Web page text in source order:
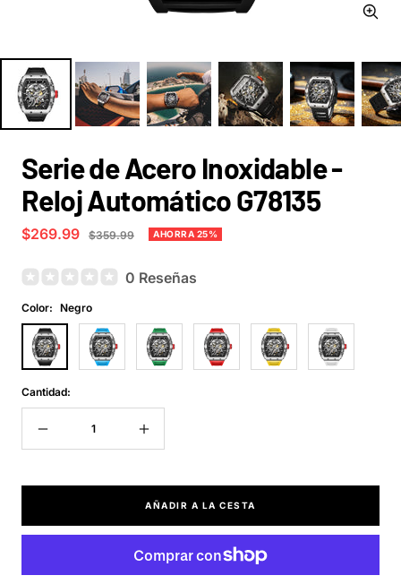
Zoom
Serie de Acero Inoxidable -
Reloj Automático G78135
Precio
venta
$269.99
Precio
$359.99 AHORRA 25%
0 Reseñas
Color: Negro
Negro
Azul Verde Rojo Amarillo Blanco
Cantidad:
cantidad
Aumentar
cantidad
AÑADIR A LA CESTA